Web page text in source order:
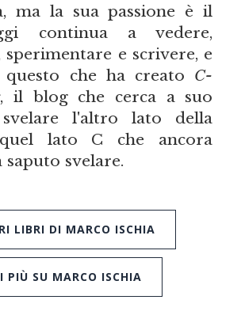
ma la sua passione è il
continua a vedere,
e scrivere, e
questo che ha creato C-
, il blog che cerca a suo
l'altro lato della
lato C che ancora
saputo svelare.
LIBRI DI MARCO ISCHIA
PIÙ SU MARCO ISCHIA